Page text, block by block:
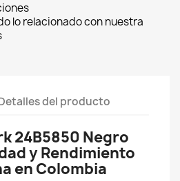
lo relacionado con nuestra
del producto
24B5850 Negro
y Rendimiento
en Colombia